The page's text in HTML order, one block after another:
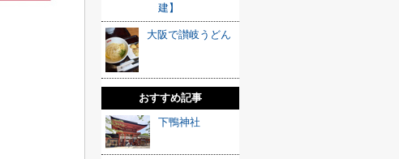
建】
大阪で讃岐うどん
おすすめ記事
下鴨神社